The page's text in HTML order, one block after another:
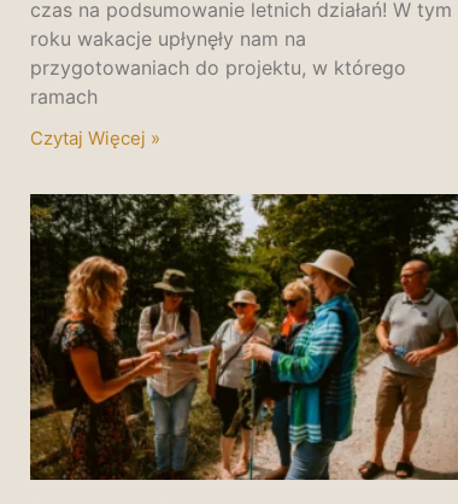
czas na podsumowanie letnich działań! W tym
roku wakacje upłynęły nam na
przygotowaniach do projektu, w którego
ramach
Czytaj Więcej »